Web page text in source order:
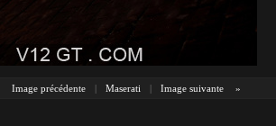
Image précédente | Maserati | Image suivante »